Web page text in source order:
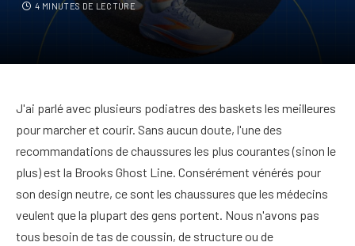
4 MINUTES DE LECTURE
J'ai parlé avec plusieurs podiatres des baskets les meilleures
pour marcher et courir. Sans aucun doute, l'une des
recommandations de chaussures les plus courantes (sinon le
plus) est la Brooks Ghost Line. Consérément vénérés pour
son design neutre, ce sont les chaussures que les médecins
veulent que la plupart des gens portent. Nous n'avons pas
tous besoin de tas de coussin, de structure ou de